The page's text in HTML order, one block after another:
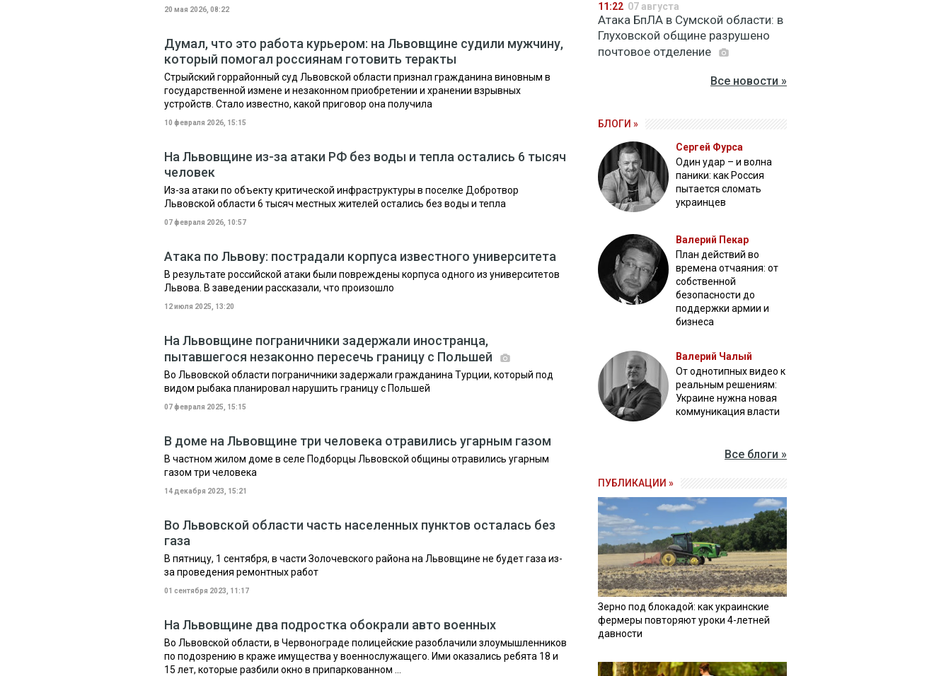
20 мая 2026, 08:22
Думал, что это работа курьером: на Львовщине судили мужчину,
который помогал россиянам готовить теракты
Стрыйский горрайонный суд Львовской области признал гражданина виновным в
государственной измене и незаконном приобретении и хранении взрывных
устройств. Стало известно, какой приговор она получила
10 февраля 2026, 15:15
На Львовщине из-за атаки РФ без воды и тепла остались 6 тысяч
человек
Из-за атаки по объекту критической инфраструктуры в поселке Добротвор
Львовской области 6 тысяч местных жителей остались без воды и тепла
07 февраля 2026, 10:57
Атака по Львову: пострадали корпуса известного университета
В результате российской атаки были повреждены корпуса одного из университетов
Львова. В заведении рассказали, что произошло
12 июля 2025, 13:20
На Львовщине пограничники задержали иностранца,
пытавшегося незаконно пересечь границу с Польшей
Во Львовской области пограничники задержали гражданина Турции, который под
видом рыбака планировал нарушить границу с Польшей
07 февраля 2025, 15:15
В доме на Львовщине три человека отравились угарным газом
В частном жилом доме в селе Подборцы Львовской общины отравились угарным
газом три человека
14 декабря 2023, 15:21
Во Львовской области часть населенных пунктов осталась без
газа
В пятницу, 1 сентября, в части Золочевского района на Львовщине не будет газа из-
за проведения ремонтных работ
01 сентября 2023, 11:17
На Львовщине два подростка обокрали авто военных
Во Львовской области, в Червонограде полицейские разоблачили злоумышленников
по подозрению в краже имущества у военнослужащего. Ими оказались ребята 18 и
15 лет, которые разбили окно в припаркованном ...
11:22 07 августа
Атака БпЛА в Сумской области: в
Глуховской общине разрушено
почтовое отделение
Все новости »
БЛОГИ »
Сергей Фурса
Один удар – и волна
паники: как Россия
пытается сломать
украинцев
Валерий Пекар
План действий во
времена отчаяния: от
собственной
безопасности до
поддержки армии и
бизнеса
Валерий Чалый
От однотипных видео к
реальным решениям:
Украине нужна новая
коммуникация власти
Все блоги »
ПУБЛИКАЦИИ »
Зерно под блокадой: как украинские
фермеры повторяют уроки 4-летней
давности